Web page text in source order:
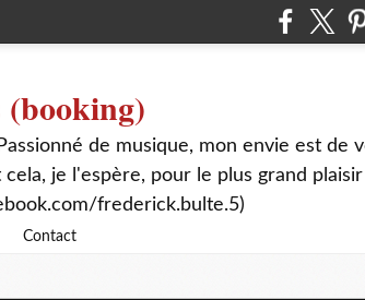
(booking)
de musique, mon envie est de
cela, je l'espère, pour le plus grand
frederick.bulte.5)
Contact